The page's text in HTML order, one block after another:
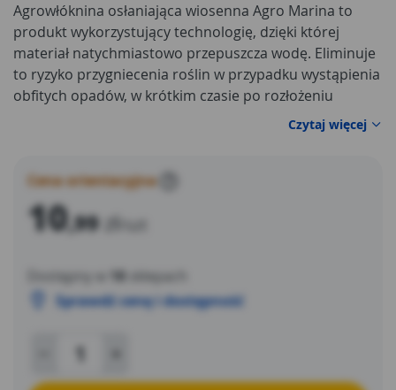
Agrowłóknina osłaniająca wiosenna Agro Marina to
produkt wykorzystujący technologię, dzięki której
materiał natychmiastowo przepuszcza wodę. Eliminuje
to ryzyko przygniecenia roślin w przypadku wystąpienia
obfitych opadów, w krótkim czasie po rozłożeniu
materiału. Poprzez zwiększenie wilgotności pod okrywą
i jednoczesne zapobieganie utracie wody glebowej
niedoboru wody w gruncie, tworząc optymalne warunki
dla wegetacji roślin. Produkt doskonale chroni przed
przymrozkami, nadmiernym słońcem, porywistym
Marina posiada grube i wytrzymałe włókna i
wzmocniony brzeg. Na materiale widnieje znak
zastrzeżony. Jest odporny na działanie promieni UV.
Czytaj więcej
Cena orientacyjna
10,99 zł
Dostępny w 18
sklepach
Sprawdź cenę i dostępność